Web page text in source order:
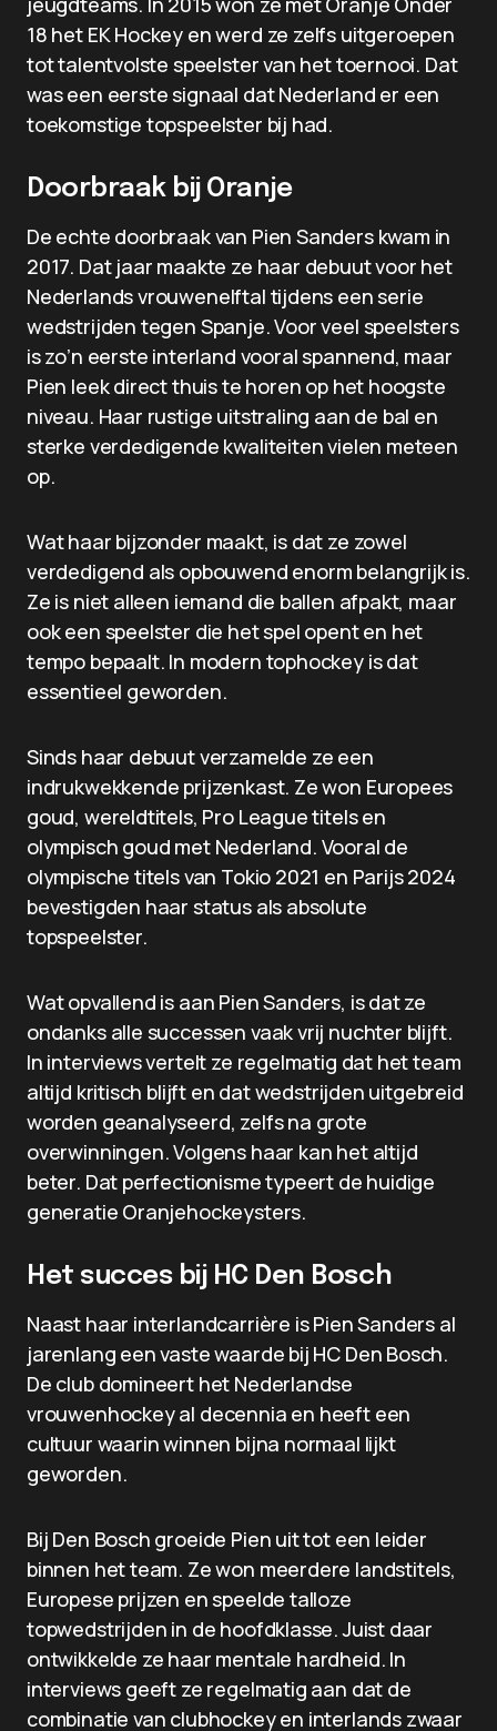
18 het EK Hockey en werd ze zelfs uitgeroepen
tot talentvolste speelster van het toernooi. Dat
was een eerste signaal dat Nederland er een
toekomstige topspeelster bij had.
Doorbraak bij Oranje
De echte doorbraak van Pien Sanders kwam in
2017. Dat jaar maakte ze haar debuut voor het
Nederlands vrouwenelftal tijdens een serie
wedstrijden tegen Spanje. Voor veel speelsters
is zo’n eerste interland vooral spannend, maar
Pien leek direct thuis te horen op het hoogste
niveau. Haar rustige uitstraling aan de bal en
sterke verdedigende kwaliteiten vielen meteen
op.
Wat haar bijzonder maakt, is dat ze zowel
verdedigend als opbouwend enorm belangrijk is.
Ze is niet alleen iemand die ballen afpakt, maar
ook een speelster die het spel opent en het
tempo bepaalt. In modern tophockey is dat
essentieel geworden.
Sinds haar debuut verzamelde ze een
indrukwekkende prijzenkast. Ze won Europees
goud, wereldtitels, Pro League titels en
olympisch goud met Nederland. Vooral de
olympische titels van Tokio 2021 en Parijs 2024
bevestigden haar status als absolute
topspeelster.
Wat opvallend is aan Pien Sanders, is dat ze
ondanks alle successen vaak vrij nuchter blijft.
In interviews vertelt ze regelmatig dat het team
altijd kritisch blijft en dat wedstrijden uitgebreid
worden geanalyseerd, zelfs na grote
overwinningen. Volgens haar kan het altijd
beter. Dat perfectionisme typeert de huidige
generatie Oranjehockeysters.
Het succes bij HC Den Bosch
Naast haar interlandcarrière is Pien Sanders al
jarenlang een vaste waarde bij HC Den Bosch.
De club domineert het Nederlandse
vrouwenhockey al decennia en heeft een
cultuur waarin winnen bijna normaal lijkt
geworden.
Bij Den Bosch groeide Pien uit tot een leider
binnen het team. Ze won meerdere landstitels,
Europese prijzen en speelde talloze
topwedstrijden in de hoofdklasse. Juist daar
ontwikkelde ze haar mentale hardheid. In
interviews geeft ze regelmatig aan dat de
combinatie van clubhockey en interlands zwaar